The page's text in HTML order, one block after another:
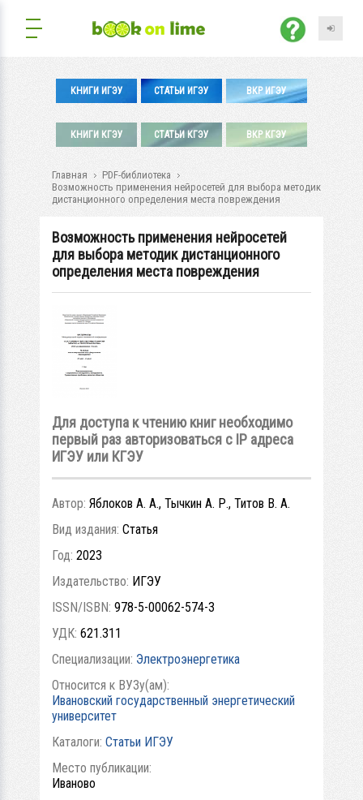
КНИГИ ИГЭУ СТАТЬИ ИГЭУ ВКР ИГЭУ
КНИГИ КГЭУ СТАТЬИ КГЭУ ВКР КГЭУ
Главная
PDF-библиотека
Возможность применения нейросетей для выбора методик
дистанционного определения места повреждения
Возможность применения нейросетей
для выбора методик дистанционного
определения места повреждения
Для доступа к чтению книг необходимо
первый раз авторизоваться с IP адреса
ИГЭУ или КГЭУ
Автор: Яблоков А. А., Тычкин А. Р., Титов В. А.
Вид издания: Статья
Год: 2023
Издательство: ИГЭУ
ISSN/ISBN: 978-5-00062-574-3
УДК: 621.311
Специализации: Электроэнергетика
Относится к ВУЗу(ам):
Ивановский государственный энергетический
университет
Каталоги: Статьи ИГЭУ
Место публикации:
Иваново